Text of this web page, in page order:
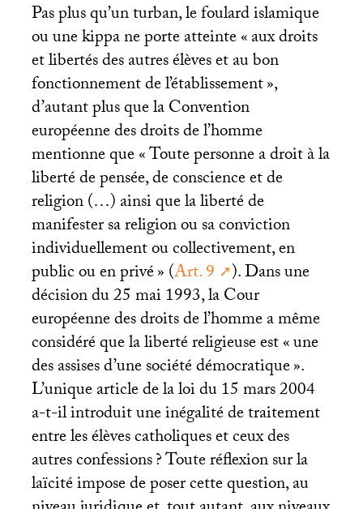
Pas plus qu’un turban, le foulard islamique
ou une kippa ne porte atteinte «aux droits
et libertés des autres élèves et au bon
fonctionnement de l’établissement»,
d’autant plus que la Convention
européenne des droits de l’homme
mentionne que «Toute personne a droit à la
liberté de pensée, de conscience et de
religion (…) ainsi que la liberté de
manifester sa religion ou sa conviction
individuellement ou collectivement, en
public ou en privé» (Art. 9
). Dans une
décision du 25 mai 1993, la Cour
européenne des droits de l’homme a même
considéré que la liberté religieuse est «une
des assises d’une société démocratique».
L’unique article de la loi du 15 mars 2004
a-t-il introduit une inégalité de traitement
entre les élèves catholiques et ceux des
autres confessions? Toute réflexion sur la
laïcité impose de poser cette question, au